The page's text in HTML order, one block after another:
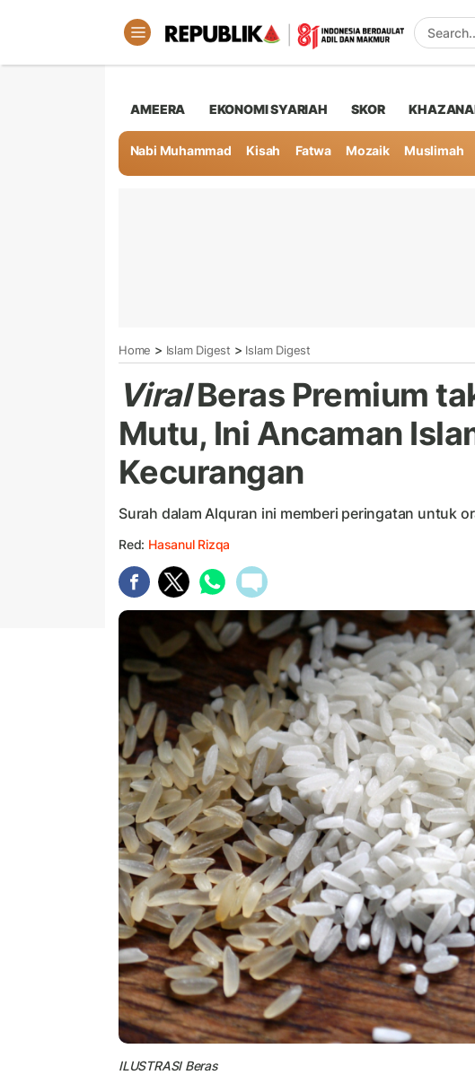
AMEERA EKONOMI SYARIAH SKOR
Nabi Muhammad Kisah Fatwa Mozaik Muslimah
Home > Islam Digest > Islam Digest
ViralBeras Premium
Mutu, Ini Ancaman
Kecurangan
Surah dalam Alquran ini memberi peringatan untuk
Red: Hasanul Rizqa
ILUSTRASI Beras